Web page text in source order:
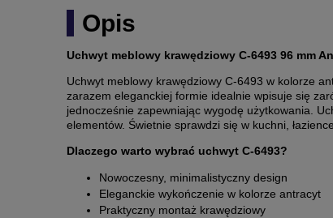
Opis
Uchwyt meblowy krawędziowy C-6493 96 mm
Uchwyt meblowy krawędziowy C-6493 w kolorze
zarazem eleganckiej formie idealnie wpisuje się
jednocześnie zapewniając wygodę użytkowania.
elementów. Świetnie sprawdzi się w kuchni,
Dlaczego warto wybrać uchwyt C-6493?
Nowoczesny, minimalistyczny design
Eleganckie wykończenie w kolorze antracyt
Praktyczny montaż krawędziowy